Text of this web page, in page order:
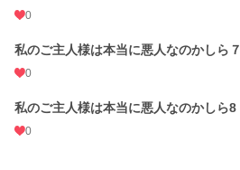
0
私のご主人様は本当に悪人なのかしら７
0
私のご主人様は本当に悪人なのかしら8
0